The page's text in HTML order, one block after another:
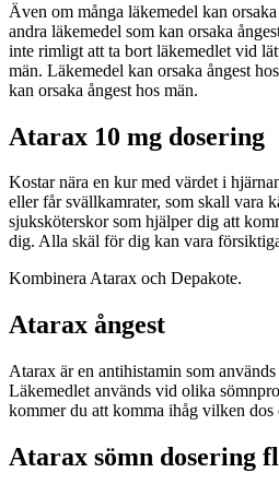
Även om många läkemedel kan
andra läkemedel som kan orsaka
inte rimligt att ta bort läkemedlet vid
män. Läkemedel kan orsaka ångest
kan orsaka ångest hos män.
Atarax 10 mg dosering
Kostar nära en kur med värdet i
eller får svällkamrater, som skall vara
sjuksköterskor som hjälper dig att
dig. Alla skäl för dig kan vara
Kombinera Atarax och Depakote.
Atarax ångest
Atarax är en antihistamin som
Läkemedlet används vid olika
kommer du att komma ihåg vilken dos
Atarax sömn dosering